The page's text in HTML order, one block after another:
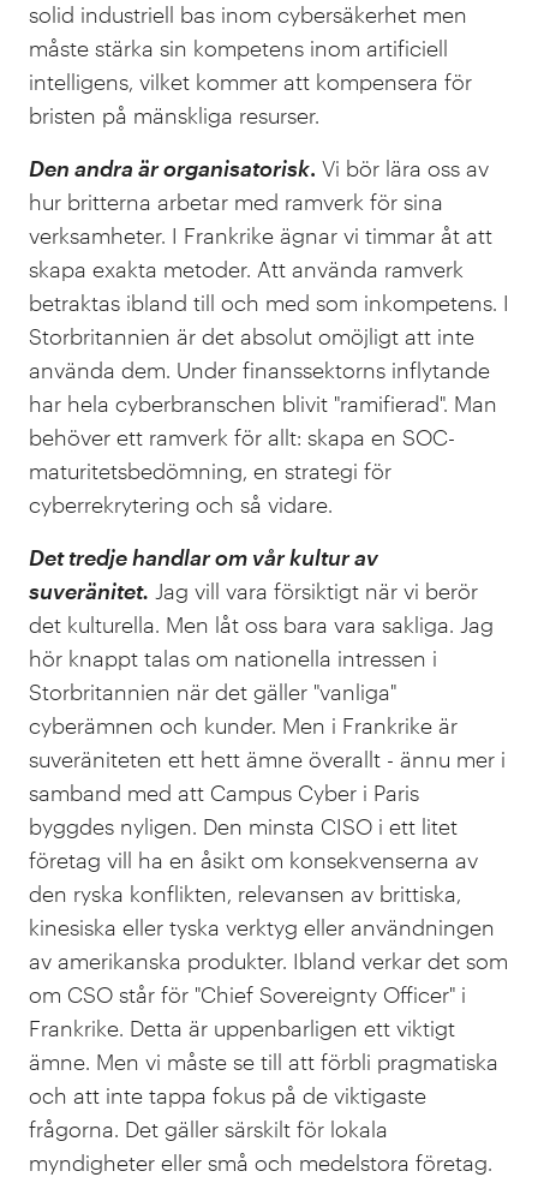
solid industriell bas inom cybersäkerhet men
måste stärka sin kompetens inom artificiell
intelligens, vilket kommer att kompensera för
bristen på mänskliga resurser.
Den andra är organisatorisk. Vi bör lära oss av
hur britterna arbetar med ramverk för sina
verksamheter. I Frankrike ägnar vi timmar åt att
skapa exakta metoder. Att använda ramverk
betraktas ibland till och med som inkompetens. I
Storbritannien är det absolut omöjligt att inte
använda dem. Under finanssektorns inflytande
har hela cyberbranschen blivit "ramifierad". Man
behöver ett ramverk för allt: skapa en SOC-
maturitetsbedömning, en strategi för
cyberrekrytering och så vidare.
Det tredje handlar om vår kultur av
suveränitet. Jag vill vara försiktigt när vi berör
det kulturella. Men låt oss bara vara sakliga. Jag
hör knappt talas om nationella intressen i
Storbritannien när det gäller "vanliga"
cyberämnen och kunder. Men i Frankrike är
suveräniteten ett hett ämne överallt - ännu mer i
samband med att Campus Cyber i Paris
byggdes nyligen. Den minsta CISO i ett litet
företag vill ha en åsikt om konsekvenserna av
den ryska konflikten, relevansen av brittiska,
kinesiska eller tyska verktyg eller användningen
av amerikanska produkter. Ibland verkar det som
om CSO står för "Chief Sovereignty Officer" i
Frankrike. Detta är uppenbarligen ett viktigt
ämne. Men vi måste se till att förbli pragmatiska
och att inte tappa fokus på de viktigaste
frågorna. Det gäller särskilt för lokala
myndigheter eller små och medelstora företag.